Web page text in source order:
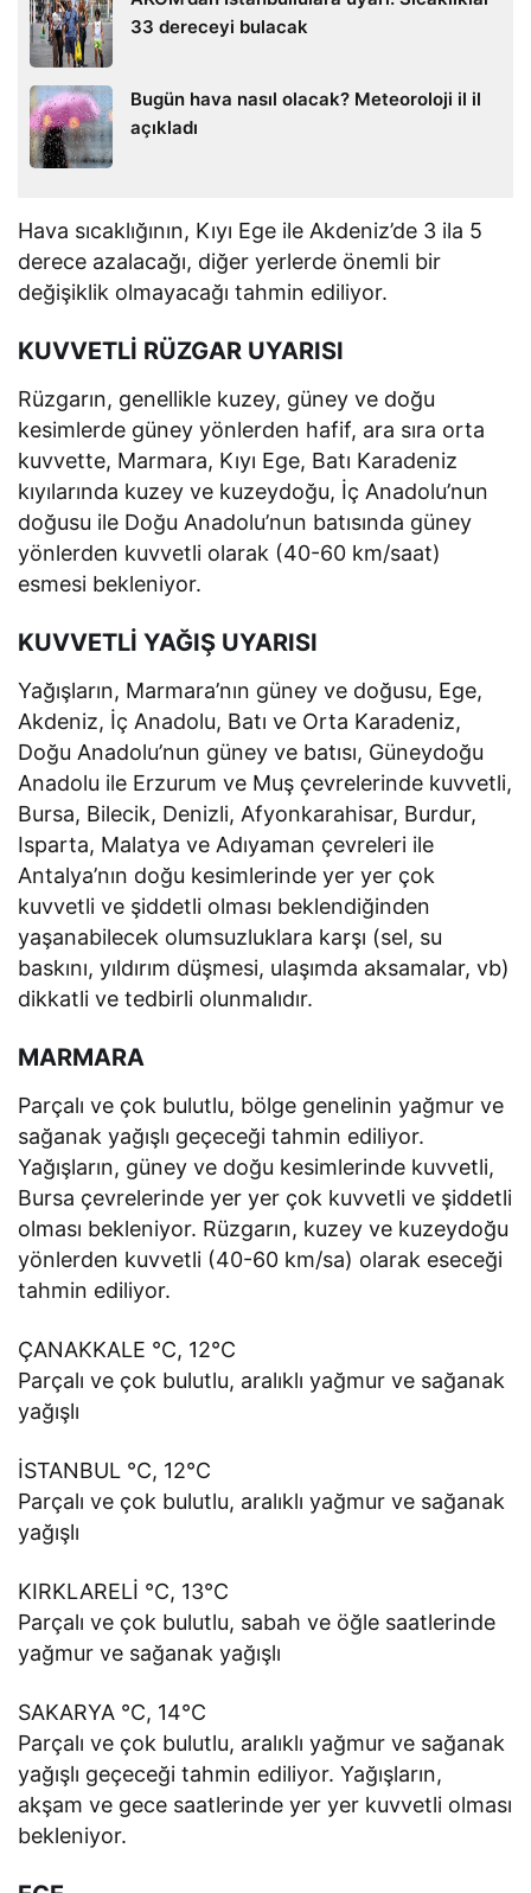
33 dereceyi bulacak
Bugün hava nasıl olacak? Meteoroloji il il
açıkladı
Hava sıcaklığının, Kıyı Ege ile Akdeniz’de 3 ila 5
derece azalacağı, diğer yerlerde önemli bir
değişiklik olmayacağı tahmin ediliyor.
KUVVETLİ RÜZGAR UYARISI
Rüzgarın, genellikle kuzey, güney ve doğu
kesimlerde güney yönlerden hafif, ara sıra orta
kuvvette, Marmara, Kıyı Ege, Batı Karadeniz
kıyılarında kuzey ve kuzeydoğu, İç Anadolu’nun
doğusu ile Doğu Anadolu’nun batısında güney
yönlerden kuvvetli olarak (40-60 km/saat)
esmesi bekleniyor.
KUVVETLİ YAĞIŞ UYARISI
Yağışların, Marmara’nın güney ve doğusu, Ege,
Akdeniz, İç Anadolu, Batı ve Orta Karadeniz,
Doğu Anadolu’nun güney ve batısı, Güneydoğu
Anadolu ile Erzurum ve Muş çevrelerinde kuvvetli,
Bursa, Bilecik, Denizli, Afyonkarahisar, Burdur,
Isparta, Malatya ve Adıyaman çevreleri ile
Antalya’nın doğu kesimlerinde yer yer çok
kuvvetli ve şiddetli olması beklendiğinden
yaşanabilecek olumsuzluklara karşı (sel, su
baskını, yıldırım düşmesi, ulaşımda aksamalar, vb)
dikkatli ve tedbirli olunmalıdır.
MARMARA
Parçalı ve çok bulutlu, bölge genelinin yağmur ve
sağanak yağışlı geçeceği tahmin ediliyor.
Yağışların, güney ve doğu kesimlerinde kuvvetli,
Bursa çevrelerinde yer yer çok kuvvetli ve şiddetli
olması bekleniyor. Rüzgarın, kuzey ve kuzeydoğu
yönlerden kuvvetli (40-60 km/sa) olarak eseceği
tahmin ediliyor.
ÇANAKKALE °C, 12°C
Parçalı ve çok bulutlu, aralıklı yağmur ve sağanak
yağışlı
İSTANBUL °C, 12°C
Parçalı ve çok bulutlu, aralıklı yağmur ve sağanak
yağışlı
KIRKLARELİ °C, 13°C
Parçalı ve çok bulutlu, sabah ve öğle saatlerinde
yağmur ve sağanak yağışlı
SAKARYA °C, 14°C
Parçalı ve çok bulutlu, aralıklı yağmur ve sağanak
yağışlı geçeceği tahmin ediliyor. Yağışların,
akşam ve gece saatlerinde yer yer kuvvetli olması
bekleniyor.